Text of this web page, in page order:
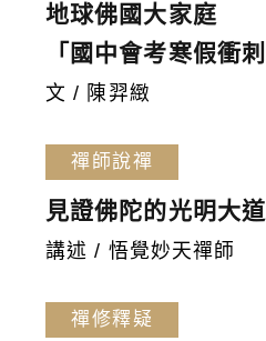
地球佛國大家庭
「國中會考寒假衝
文 / 陳羿緻
禪師說禪
見證佛陀的光明大道
講述 / 悟覺妙天禪師
禪修釋疑